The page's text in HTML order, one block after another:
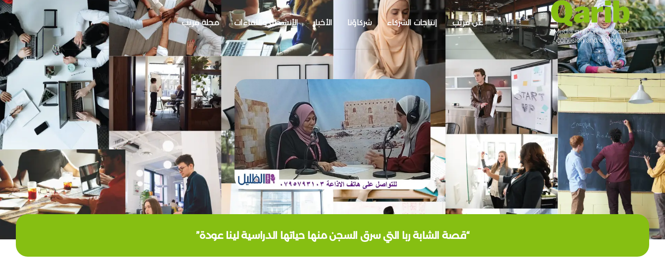
عن قريب إنتاجات الشركاء شركاؤنا الأخبار الأنشطة واللقاءات مجلة قريب
“قصة الشابة ربا التي سرق السجن منها حياتها الدراسية لينا عودة”